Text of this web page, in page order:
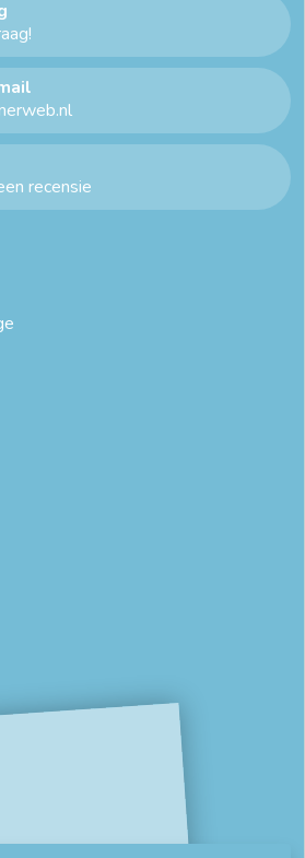
240x220
online
mooi beddengoed
satijnen dekbedovertrek 240x220
winter dekbedovertrek
recensie